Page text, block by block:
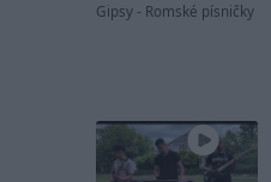
Gipsy - Romské písničky